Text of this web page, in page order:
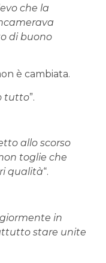
che la
di buono
è cambiata.
tutto”.
allo scorso
toglie che
qualità“.
in
stare unite